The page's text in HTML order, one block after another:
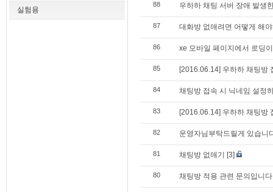
실험용
88 우하하 채팅 서버 장애 발생
87 대화방 없애려면 어떻게 해
86 xe 모바일 페이지에서 로딩
85 [2016.06.14] 우하하 채팅방
84 채팅방 접속 시 닉네임 설정
83 [2016.06.14] 우하하 채팅방
82 운영자님부탁드릴게 있습니
81 채팅방 없애기 [3]
80 채팅방 적용 관련 문의입니다